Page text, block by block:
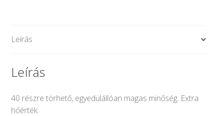
Leírás
Leírás
40 részre törhető, egyedülállóan magas minőség. Extra
hőérték.